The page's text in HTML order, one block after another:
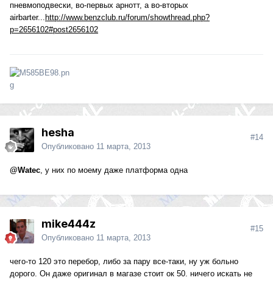
пневмоподвески, во-первых арнотт, а во-вторых
airbarter... http://www.benzclub.ru/forum/showthread.php?
p=2656102#post2656102
hesha
Опубликовано 11 марта, 2013
#14
@Watec, у них по моему даже платформа одна
mike444z
Опубликовано 11 марта, 2013
#15
чего-то 120 это перебор, либо за пару все-таки, ну уж больно
дорого. Он даже оригинал в магазе стоит ок 50. ничего искать не